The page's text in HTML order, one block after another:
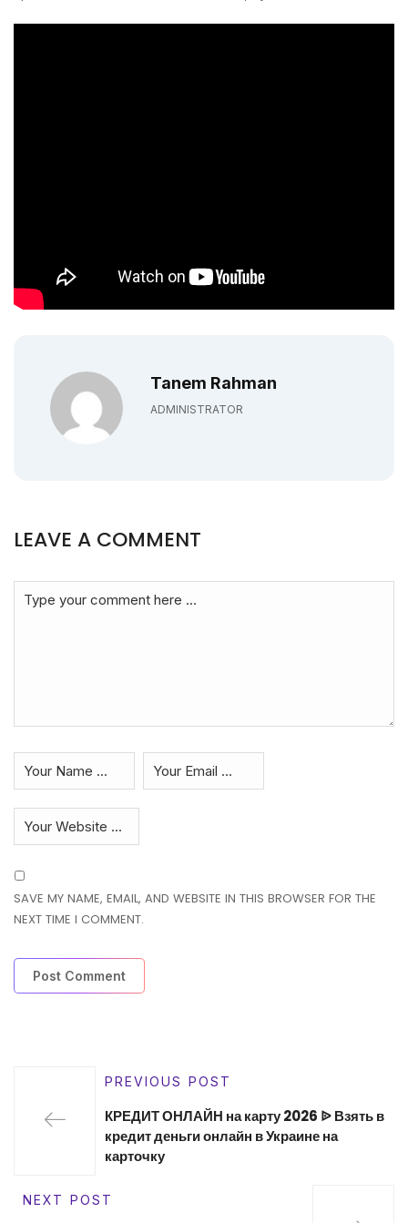
Tanem Rahman
ADMINISTRATOR
LEAVE A COMMENT
SAVE MY NAME, EMAIL, AND WEBSITE IN THIS BROWSER FOR THE
NEXT TIME I COMMENT.
PREVIOUS POST
КРЕДИТ ОНЛАЙН на карту 2026 ᐉ Взять в
кредит деньги онлайн в Украине на
карточку
NEXT POST